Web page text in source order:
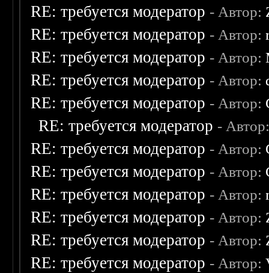
RE: требуется модератор - Автор:
RE: требуется модератор - Автор:
RE: требуется модератор - Автор:
RE: требуется модератор - Автор:
RE: требуется модератор - Автор:
RE: требуется модератор -
RE: требуется модератор - Автор:
RE: требуется модератор - Автор:
RE: требуется модератор - Автор:
RE: требуется модератор - Автор:
RE: требуется модератор - Автор:
RE: требуется модератор - Автор: